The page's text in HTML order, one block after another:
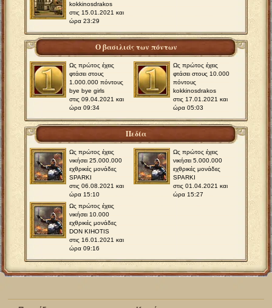
kokkinosdrakos
στις 15.01.2021 και
ώρα 23:29
Ο βασιλιάς των πόντων
Ως πρώτος έχεις
φτάσει στους
1.000.000 πόντους
bye bye girls
στις 09.04.2021 και
ώρα 09:34
Ως πρώτος έχεις
φτάσει στους 10.000
πόντους
kokkinosdrakos
στις 17.01.2021 και
ώρα 05:03
Πεδία
Ως πρώτος έχεις
νικήσει 25.000.000
εχθρικές μονάδες
SPARKI
στις 06.08.2021 και
ώρα 15:10
Ως πρώτος έχεις
νικήσει 5.000.000
εχθρικές μονάδες
SPARKI
στις 01.04.2021 και
ώρα 15:27
Ως πρώτος έχεις
νικήσει 10.000
εχθρικές μονάδες
DON KIHOTIS
στις 16.01.2021 και
ώρα 09:16